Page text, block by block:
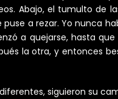
Abajo, el tumulto de
a rezar. Yo nunca
a quejarse, hasta
la otra, y entonces
siguieron su